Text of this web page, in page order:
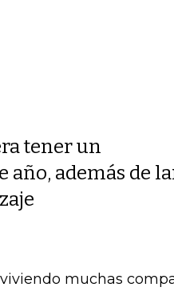
tener un
año, además de
muchas